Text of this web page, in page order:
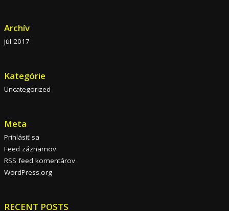
Archív
júl 2017
Kategórie
Uncategorized
Meta
Prihlásiť sa
Feed záznamov
RSS feed komentárov
WordPress.org
RECENT POSTS